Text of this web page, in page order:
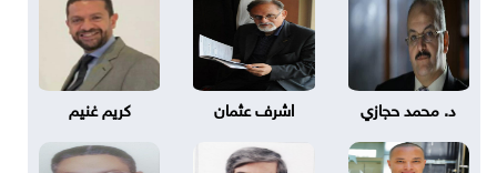
د. محمد حجازي اشرف عثمان كريم غنيم